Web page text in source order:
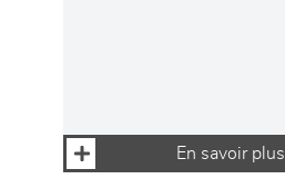
En savoir plus